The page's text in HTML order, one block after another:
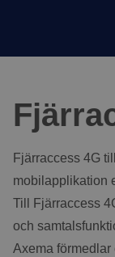
Fjärraccess 4G
mobilapplikation
Till Fjärraccess
och
Axema förmedlar